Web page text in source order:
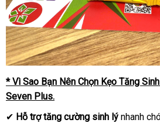
* Vì Sao Bạn Nên Chọn Kẹo Tăng
Seven Plus.
✔ Hỗ trợ tăng cường sinh lý nhanh